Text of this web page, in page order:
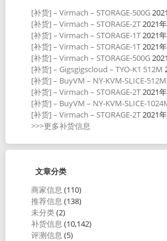
[补货] – Virmach – STORAGE-500G
[补货] – Virmach – STORAGE-2T2021
[补货] – Virmach – STORAGE-1T2021
[补货] – Virmach – STORAGE-1T2021
[补货] – Virmach – STORAGE-500G
[补货] – Gigsgigscloud – TYO-K1 512M
[补货] – BuyVM – NY-KVM-SLICE-512M
[补货] – Virmach – STORAGE-2T2021
[补货] – BuyVM – NY-KVM-SLICE-
[补货] – Virmach – STORAGE-2T2021
>>>更多补货信息
文章分类
商家信息 (110)
推荐信息 (138)
未分类(2)
补货信息 (10,142)
评测信息 (5)